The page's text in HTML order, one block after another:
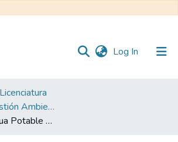
Log In (current)
Licenciatura
Ingeniería y Gestión Ambiental
Calidad del Agua Potable y la Percepción Local en la Comunidad de Pichiurara Huanta, 2023